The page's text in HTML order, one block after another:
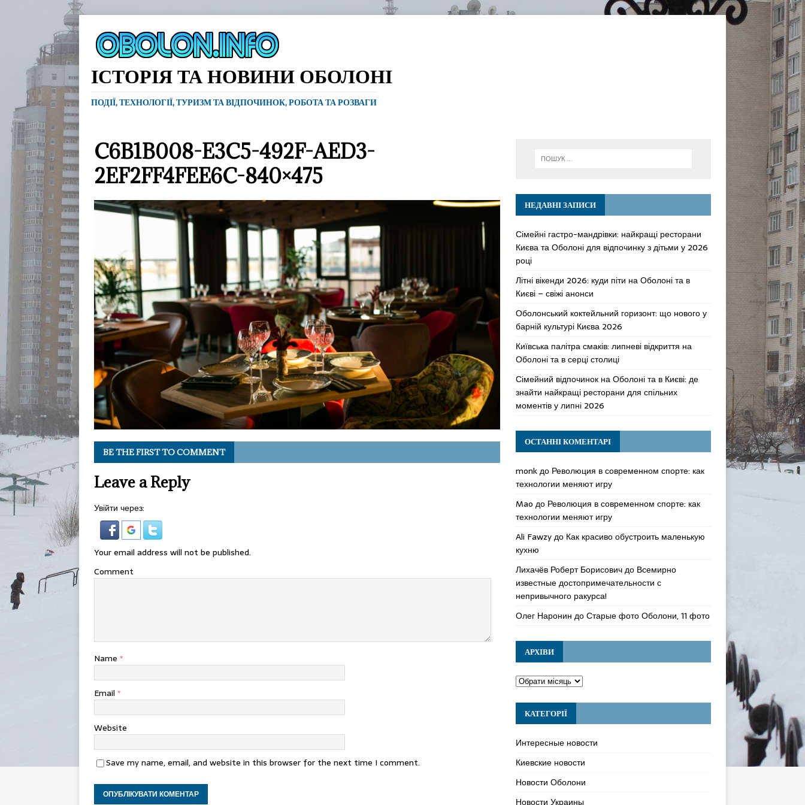
ІСТОРІЯ ТА НОВИНИ ОБОЛОНІ
ПОДІЇ, ТЕХНОЛОГІЇ, ТУРИЗМ ТА ВІДПОЧИНОК, РОБОТА ТА РОЗВАГИ
C6B1B008-E3C5-492F-AED3-
2EF2FF4FEE6C-840×475
BE THE FIRST TO COMMENT
Leave a Reply
Увійти через:
Your email address will not be published.
Comment
Name *
Email *
Website
Save my name, email, and website in this browser for the next time I comment.
НЕДАВНІ ЗАПИСИ
Сімейні гастро-мандрівки: найкращі ресторани
Києва та Оболоні для відпочинку з дітьми у 2026
році
Літні вікенди 2026: куди піти на Оболоні та в
Києві – свіжі анонси
Оболонський коктейльний горизонт: що нового у
барній культурі Києва 2026
Київська палітра смаків: липневі відкриття на
Оболоні та в серці столиці
Сімейний відпочинок на Оболоні та в Києві: де
знайти найкращі ресторани для спільних
моментів у липні 2026
ОСТАННІ КОМЕНТАРІ
monkдо Революция в современном спорте: как
технологии меняют игру
Mao до Революция в современном спорте: как
технологии меняют игру
Ali Fawzyдо Как красиво обустроить маленькую
кухню
Лихачёв Роберт Борисовичдо Всемирно
известные достопримечательности с
непривычного ракурса!
Олег Наронин доСтарые фото Оболони, 11 фото
АРХІВИ
КАТЕГОРІЇ
Интересные новости
Киевские новости
Новости Оболони
Новости Украины